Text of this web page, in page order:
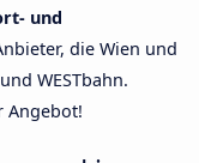
und
die Wien und
WESTbahn.
Angebot!